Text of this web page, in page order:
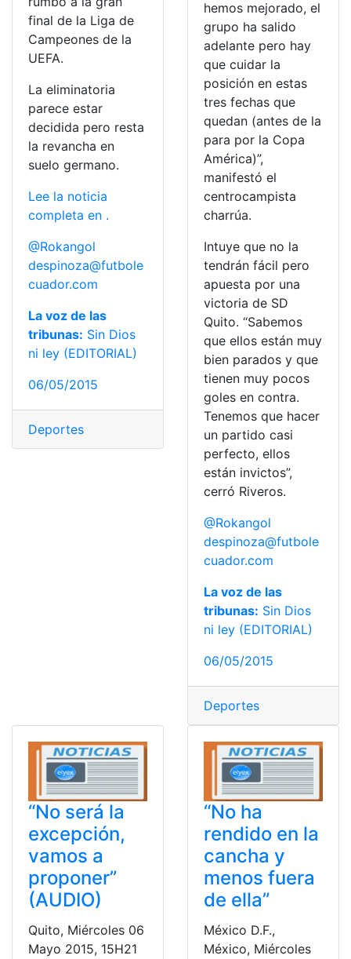
final de la Liga de
Campeones de la
UEFA.
La eliminatoria
parece estar
decidida pero resta
la revancha en
suelo germano.
Lee la noticia
completa en .
@Rokangol
despinoza@futbole
cuador.com
La voz de las
tribunas: Sin Dios
ni ley (EDITORIAL)
06/05/2015
Deportes
hemos mejorado, el
grupo ha salido
adelante pero hay
que cuidar la
posición en estas
tres fechas que
quedan (antes de la
para por la Copa
América)”,
manifestó el
centrocampista
charrúa.
Intuye que no la
tendrán fácil pero
apuesta por una
victoria de SD
Quito. “Sabemos
que ellos están muy
bien parados y que
tienen muy pocos
goles en contra.
Tenemos que hacer
un partido casi
perfecto, ellos
están invictos”,
cerró Riveros.
@Rokangol
despinoza@futbole
cuador.com
La voz de las
tribunas: Sin Dios
ni ley (EDITORIAL)
06/05/2015
Deportes
“No será la
excepción,
vamos a
proponer”
(AUDIO)
Quito, Miércoles 06
Mayo 2015, 15H21
“No ha
rendido en la
cancha y
menos fuera
de ella”
México D.F.,
México, Miércoles